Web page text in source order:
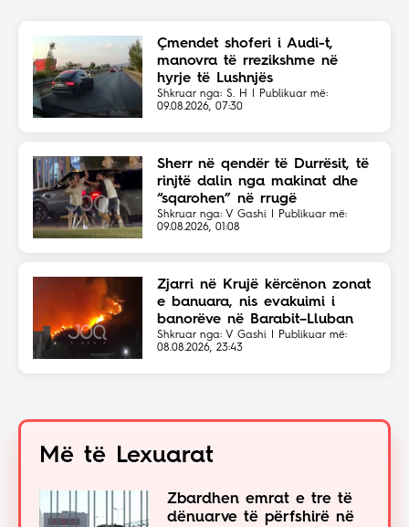
Çmendet shoferi i Audi-t,
manovra të rrezikshme në
hyrje të Lushnjës
Shkruar nga: S. H | Publikuar më:
09.08.2026, 07:30
Sherr në qendër të Durrësit, të
rinjtë dalin nga makinat dhe
“sqarohen” në rrugë
Shkruar nga: V Gashi | Publikuar më:
09.08.2026, 01:08
Zjarri në Krujë kërcënon zonat
e banuara, nis evakuimi i
banorëve në Barabit–Lluban
Shkruar nga: V Gashi | Publikuar më:
08.08.2026, 23:43
Më të Lexuarat
Zbardhen emrat e tre të
dënuarve të përfshirë në